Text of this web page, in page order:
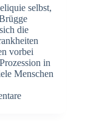
selbst,
die
vorbei
in
Menschen